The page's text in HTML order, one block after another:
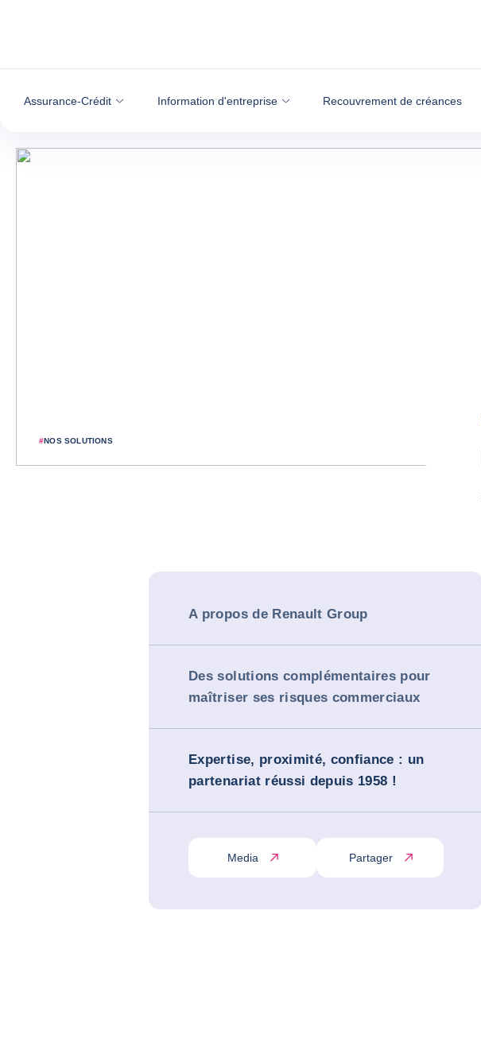
Assurance-Crédit Information d'entreprise Recouvrement de créances
#NOS SOLUTIONS
A propos de Renault Group
Des solutions complémentaires pour
maîtriser ses risques commerciaux
Expertise, proximité, confiance : un
partenariat réussi depuis 1958 !
Media Partager